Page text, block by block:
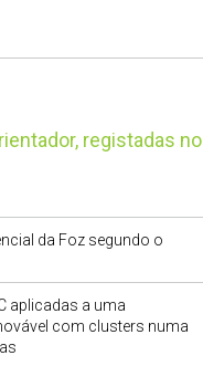
registadas
da Foz segundo o
aplicadas a uma
com clusters numa